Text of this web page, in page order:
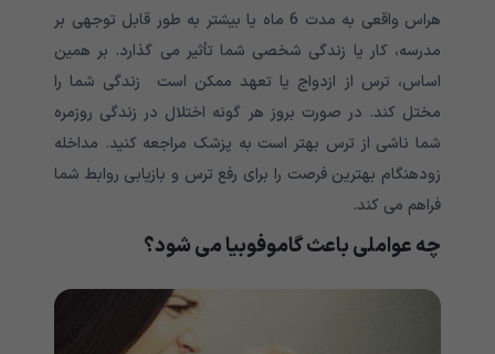
هراس واقعی به مدت 6 ماه یا بیشتر به طور قابل توجهی بر
مدرسه، کار یا زندگی شخصی شما تأثیر می گذارد. بر همین
اساس، ترس از ازدواج یا تعهد ممکن است زندگی شما را
مختل کند. در صورت بروز هر گونه اختلال در زندگی روزمره
شما ناشی از ترس بهتر است به پزشک مراجعه کنید. مداخله
زودهنگام بهترین فرصت را برای رفع ترس و بازیابی روابط شما
فراهم می کند.
چه عواملی باعث گاموفوبیا می شود؟